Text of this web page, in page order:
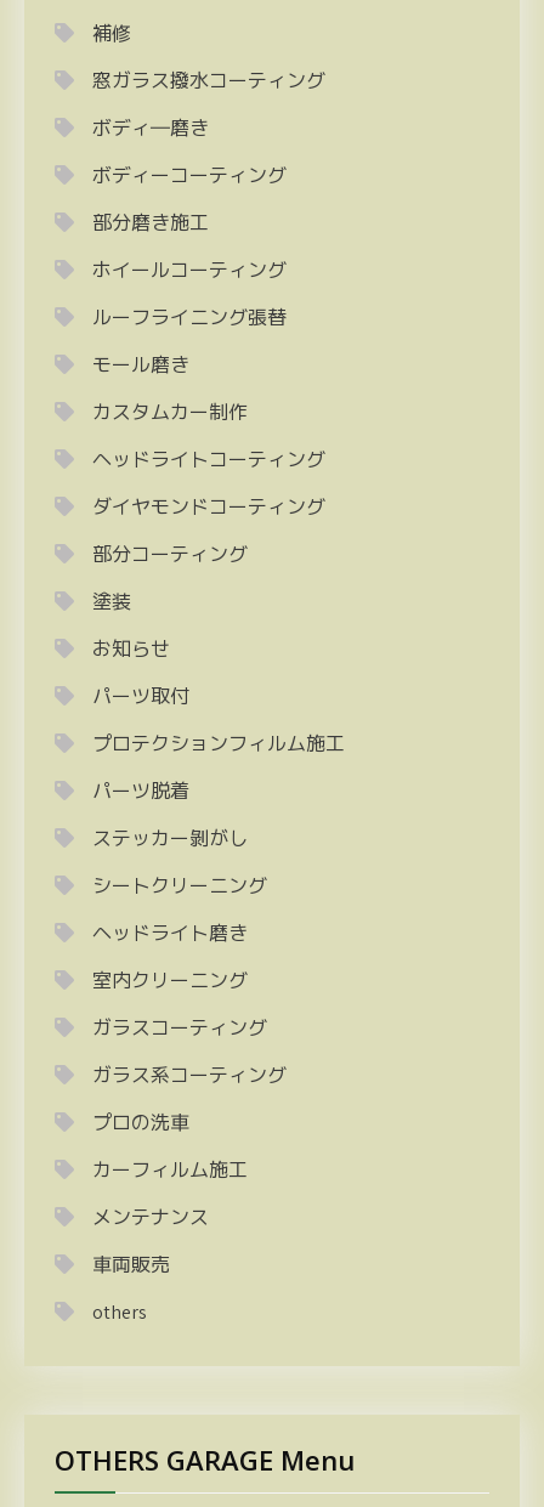
補修
窓ガラス撥水コーティング
ボディ―磨き
ボディーコーティング
部分磨き施工
ホイールコーティング
ルーフライニング張替
モール磨き
カスタムカー制作
ヘッドライトコーティング
ダイヤモンドコーティング
部分コーティング
塗装
お知らせ
パーツ取付
プロテクションフィルム施工
パーツ脱着
ステッカー剝がし
シートクリーニング
ヘッドライト磨き
室内クリーニング
ガラスコーティング
ガラス系コーティング
プロの洗車
カーフィルム施工
メンテナンス
車両販売
others
OTHERS GARAGE Menu